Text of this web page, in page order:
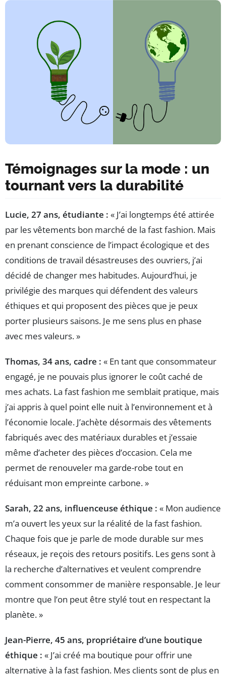
Témoignages sur la mode : un
tournant vers la durabilité
Lucie, 27 ans, étudiante : « J’ai longtemps été attirée
par les vêtements bon marché de la fast fashion. Mais
en prenant conscience de l’impact écologique et des
conditions de travail désastreuses des ouvriers, j’ai
décidé de changer mes habitudes. Aujourd’hui, je
privilégie des marques qui défendent des valeurs
éthiques et qui proposent des pièces que je peux
porter plusieurs saisons. Je me sens plus en phase
avec mes valeurs. »
Thomas, 34 ans, cadre : « En tant que consommateur
engagé, je ne pouvais plus ignorer le coût caché de
mes achats. La fast fashion me semblait pratique, mais
j’ai appris à quel point elle nuit à l’environnement et à
l’économie locale. J’achète désormais des vêtements
fabriqués avec des matériaux durables et j’essaie
même d’acheter des pièces d’occasion. Cela me
permet de renouveler ma garde-robe tout en
réduisant mon empreinte carbone. »
Sarah, 22 ans, influenceuse éthique : « Mon audience
m’a ouvert les yeux sur la réalité de la fast fashion.
Chaque fois que je parle de mode durable sur mes
réseaux, je reçois des retours positifs. Les gens sont à
la recherche d’alternatives et veulent comprendre
comment consommer de manière responsable. Je leur
montre que l’on peut être stylé tout en respectant la
planète. »
Jean-Pierre, 45 ans, propriétaire d’une boutique
éthique : « J’ai créé ma boutique pour offrir une
alternative à la fast fashion. Mes clients sont de plus en